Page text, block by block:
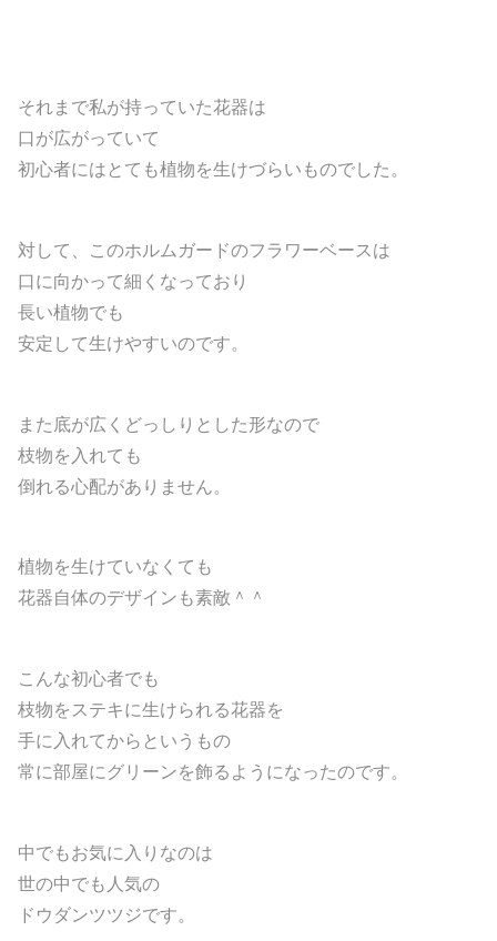
それまで私が持っていた花器は
口が広がっていて
初心者にはとても植物を生けづらいものでした。
対して、このホルムガードのフラワーベースは
口に向かって細くなっており
長い植物でも
安定して生けやすいのです。
また底が広くどっしりとした形なので
枝物を入れても
倒れる心配がありません。
植物を生けていなくても
花器自体のデザインも素敵＾＾
こんな初心者でも
枝物をステキに生けられる花器を
手に入れてからというもの
常に部屋にグリーンを飾るようになったのです。
中でもお気に入りなのは
世の中でも人気の
ドウダンツツジです。